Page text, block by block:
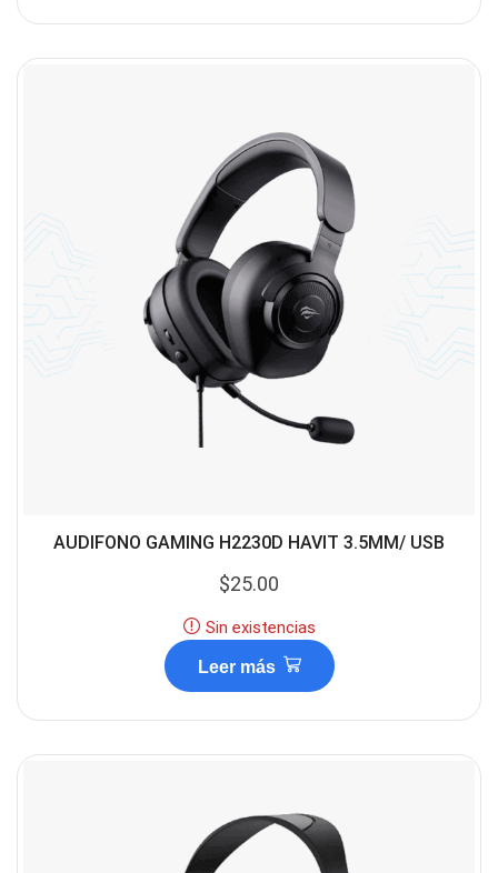
AUDIFONO GAMING H2230D HAVIT 3.5MM/ USB
$25.00
Sin existencias
Leer más